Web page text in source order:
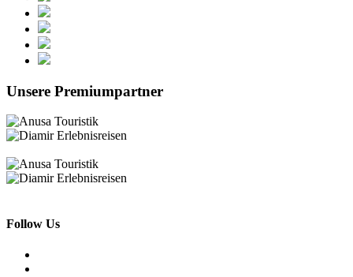
Unsere Premiumpartner
Follow Us